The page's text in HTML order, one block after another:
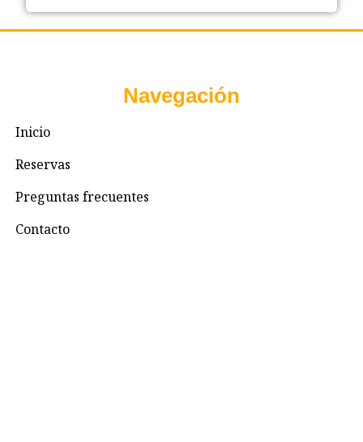
Navegación
Inicio
Reservas
Preguntas frecuentes
Contacto